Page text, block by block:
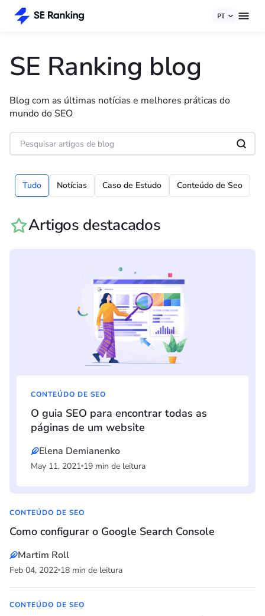
PT
SE Ranking blog
Blog com as últimas notícias e melhores práticas do
mundo do SEO
Tudo Notícias Caso de Estudo Conteúdo de Seo
Artigos destacados
CONTEÚDO DE SEO
O guia SEO para encontrar todas as
páginas de um website
Elena Demianenko
May 11, 2021 19 min de leitura
CONTEÚDO DE SEO
Como configurar o Google Search Console
Martim Roll
Feb 04, 2022 18 min de leitura
CONTEÚDO DE SEO